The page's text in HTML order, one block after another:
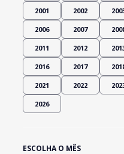
2001 2002
2006 2007
2011 2012
2016 2017
2021 2022
2026
ESCOLHA O MÊS